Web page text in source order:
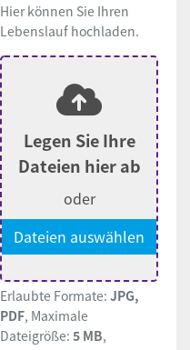
Hier können Sie Ihren
Lebenslauf hochladen.
Legen Sie Ihre
Dateien hier ab
oder
Dateien auswählen
Erlaubte Formate: JPG,
PDF, Maximale
Dateigröße: 5 MB,